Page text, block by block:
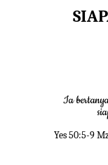
Ia
Yes 50:5-9